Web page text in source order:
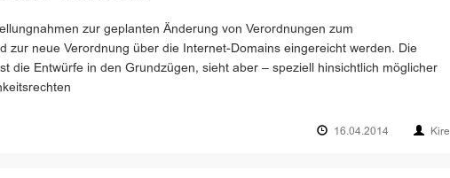
zur geplanten Änderung von Verordnungen zum
zur neue Verordnung über die Internet-Domains eingereicht werden. Die
die Entwürfe in den Grundzügen, sieht aber – speziell hinsichtlich möglicher
16.04.2014 Kire